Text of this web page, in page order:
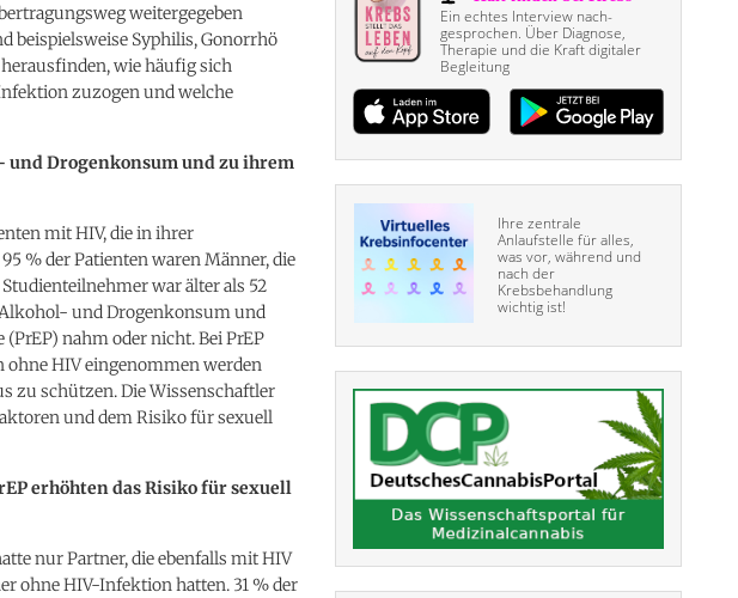
weitergegeben
beispielsweise Syphilis, Gonorrhö
wie häufig sich
zuzogen und welche
Drogenkonsum und zu ihrem
mit HIV, die in ihrer
% der Patienten waren Männer, die
war älter als 52
und Drogenkonsum und
nahm oder nicht. Bei PrEP
ohne HIV eingenommen werden
zu schützen. Die Wissenschaftler
und dem Risiko für sexuell
erhöhten das Risiko für sexuell
nur Partner, die ebenfalls mit HIV
ohne HIV-Infektion hatten. 31 % der
Ein echtes Interview nach­
gesprochen. Über Diagnose,
Therapie und die Kraft digitaler
Begleitung
Ihre zentrale
Anlaufstelle für alles,
was vor, während und
nach der
Krebsbehandlung
wichtig ist!